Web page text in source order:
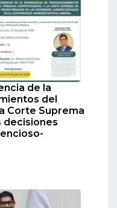
de la
del
Corte Suprema
decisiones